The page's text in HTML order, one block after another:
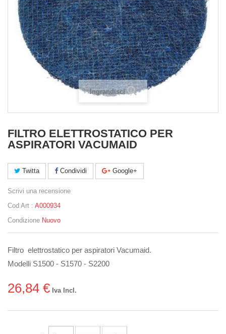
Ingrandisci
FILTRO ELETTROSTATICO PER
ASPIRATORI VACUMAID
Twitta Condividi Google+
Scrivi una recensione
Cod Art : A000934
Condizione Nuovo
Filtro elettrostatico per aspiratori Vacumaid.
Modelli S1500 - S1570 - S2200
26,84 € Iva Incl.